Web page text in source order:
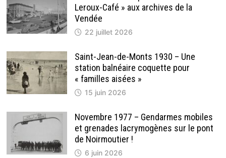
Leroux-Café » aux archives de la
Vendée
22 juillet 2026
Saint-Jean-de-Monts 1930 – Une
station balnéaire coquette pour
« familles aisées »
15 juin 2026
Novembre 1977 – Gendarmes mobiles
et grenades lacrymogènes sur le pont
de Noirmoutier !
6 juin 2026